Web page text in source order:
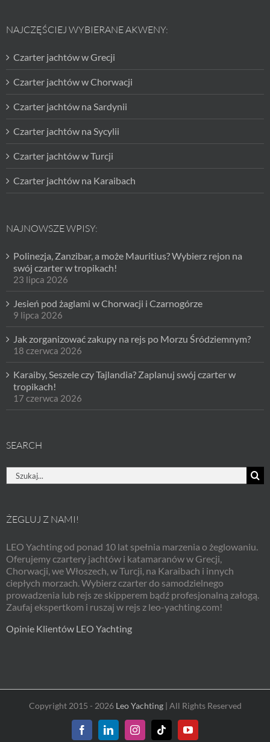
NAJCZĘŚCIEJ WYBIERANE AKWENY:
Czarter jachtów w Grecji
Czarter jachtów w Chorwacji
Czarter jachtów na Sardynii
Czarter jachtów na Sycylii
Czarter jachtów w Turcji
Czarter jachtów na Karaibach
NAJNOWSZE WPISY:
Polinezja, Zanzibar, a może Mauritius? Wybierz rejon na
swój czarter w tropikach!
23 lipca 2026
Jesień pod żaglami w Chorwacji i Czarnogórze
9 lipca 2026
Jak zorganizować zakupy na rejs po Morzu Śródziemnym?
18 czerwca 2026
Karaiby, Seszele czy Tajlandia? Zaplanuj swój czarter w
tropikach!
17 czerwca 2026
SEARCH
Szukaj
ŻEGLUJ Z NAMI!
LEO Yachting od ponad 10 lat spełnia marzenia o żeglowaniu.
Oferujemy czartery jachtów i katamaranów w Grecji,
Chorwacji, we Włoszech, w Turcji, na Karaibach i innych
ciepłych morzach. Wybierz czarter do samodzielnego
prowadzenia lub rejs ze skipperem bądź profesjonalną załogą.
Zaufaj ekspertkom i ruszaj w rejs z leo-yachting.com!
Opinie Klientów LEO Yachting
Copyright 2015 - 2026 Leo Yachting| All Rights Reserved
FacebookLinkedInInstagramTiktokYouTube